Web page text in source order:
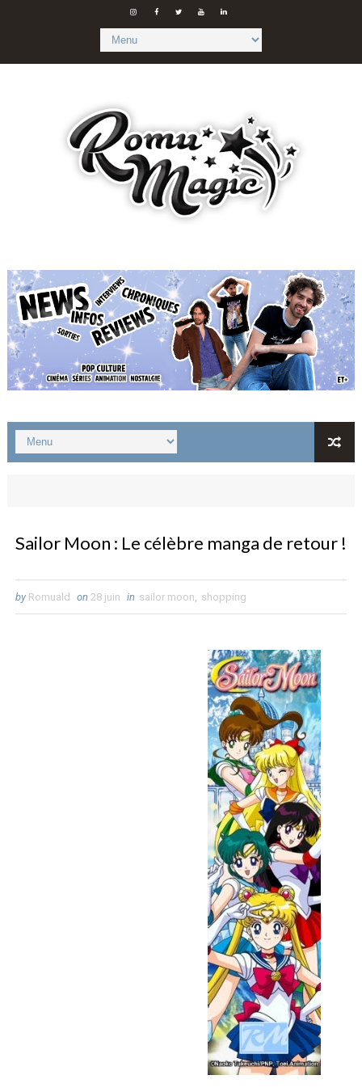
Sailor Moon : Le célèbre manga de retour !
by Romuald on 28 juin in sailor moon, shopping